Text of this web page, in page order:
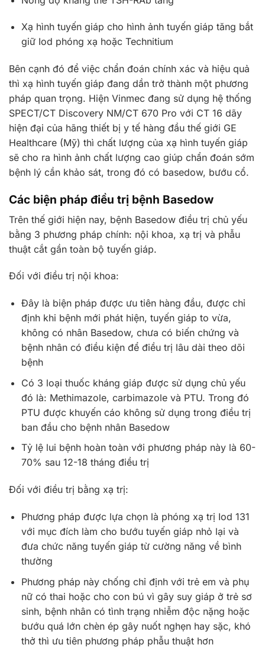
Xạ hình tuyến giáp cho hình ảnh tuyến giáp tăng bắt
giữ Iod phóng xạ hoặc Technitium
Bên cạnh đó để việc chẩn đoán chính xác và hiệu quả
thì xạ hình tuyến giáp đang dần trở thành một phương
pháp quan trọng. Hiện Vinmec đang sử dụng hệ thống
SPECT/CT Discovery NM/CT 670 Pro với CT 16 dãy
hiện đại của hãng thiết bị y tế hàng đầu thế giới GE
Healthcare (Mỹ) thì chất lượng của xạ hình tuyến giáp
sẽ cho ra hình ảnh chất lượng cao giúp chẩn đoán sớm
bệnh lý cần khảo sát, trong đó có basedow, bướu cổ.
Các biện pháp điều trị bệnh Basedow
Trên thế giới hiện nay, bệnh Basedow điều trị chủ yếu
bằng 3 phương pháp chính: nội khoa, xạ trị và phẫu
thuật cắt gần toàn bộ tuyến giáp.
Đối với điều trị nội khoa:
Đây là biện pháp được ưu tiên hàng đầu, được chỉ
định khi bệnh mới phát hiện, tuyến giáp to vừa,
không có nhân Basedow, chưa có biến chứng và
bệnh nhân có điều kiện để điều trị lâu dài theo dõi
bệnh
Có 3 loại thuốc kháng giáp được sử dụng chủ yếu
đó là: Methimazole, carbimazole và PTU. Trong đó
PTU được khuyến cáo không sử dụng trong điều trị
ban đầu cho bệnh nhân Basedow
Tỷ lệ lui bệnh hoàn toàn với phương pháp này là 60-
70% sau 12-18 tháng điều trị
Đối với điều trị bằng xạ trị:
Phương pháp được lựa chọn là phóng xạ trị Iod 131
với mục đích làm cho bướu tuyến giáp nhỏ lại và
đưa chức năng tuyến giáp từ cường năng về bình
thường
Phương pháp này chống chỉ định với trẻ em và phụ
nữ có thai hoặc cho con bú vì gây suy giáp ở trẻ sơ
sinh, bệnh nhân có tình trạng nhiễm độc nặng hoặc
bướu quá lớn chèn ép gây nuốt nghẹn hay sặc, khó
thở thì ưu tiên phương pháp phẫu thuật hơn